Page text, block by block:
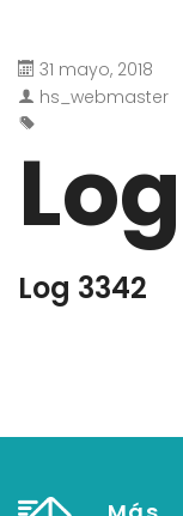
31 mayo, 2018
hs_webmaster
Log 3342